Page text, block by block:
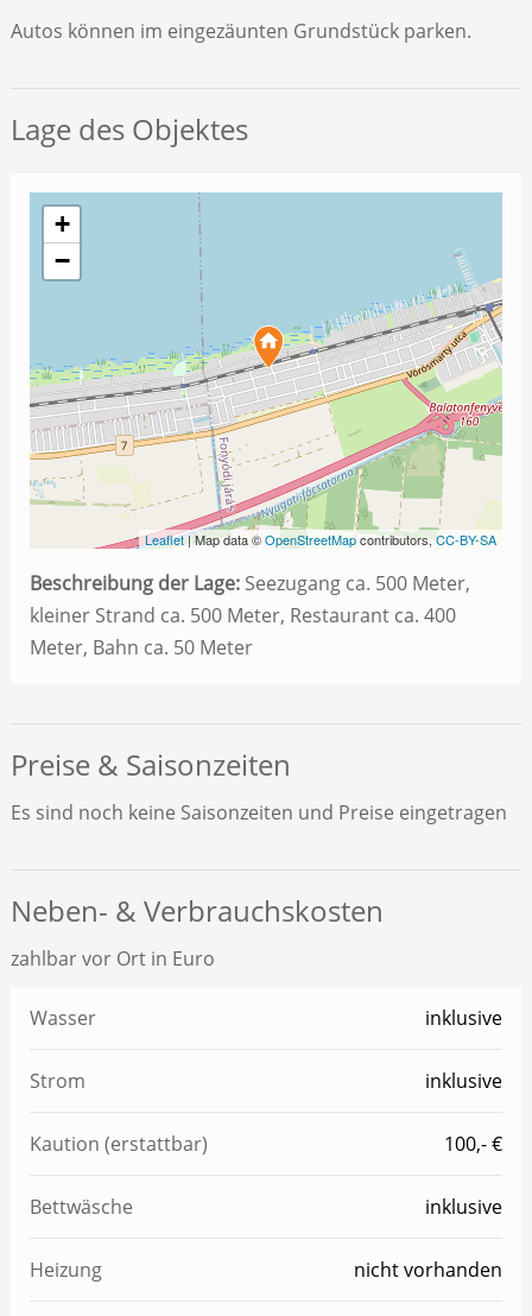
Autos können im eingezäunten Grundstück parken.
Lage des Objektes
+
−
Leaflet| Map data ©OpenStreetMapcontributors,CC-BY-SA
Beschreibung der Lage:Seezugang ca. 500 Meter,
kleiner Strand ca. 500 Meter, Restaurant ca. 400
Meter, Bahn ca. 50 Meter
Preise & Saisonzeiten
Es sind noch keine Saisonzeiten und Preise eingetragen
Neben- & Verbrauchskosten
zahlbar vor Ort in Euro
Wasser inklusive
Strom inklusive
Kaution (erstattbar) 100,- €
Bettwäsche inklusive
Heizung nicht vorhanden